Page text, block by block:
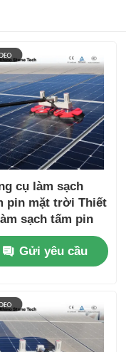
cụ làm sạch
pin mặt trời Thiết
sạch tấm pin
trời hai đầu
Gửi yêu cầu